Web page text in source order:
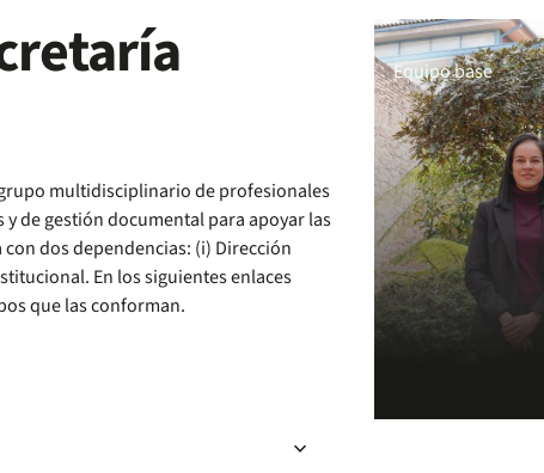
multidisciplinario de profesionales
de gestión documental para apoyar las
dos dependencias: (i) Dirección
En los siguientes enlaces
que las conforman.
keyboard_arrow_down
Equipo base